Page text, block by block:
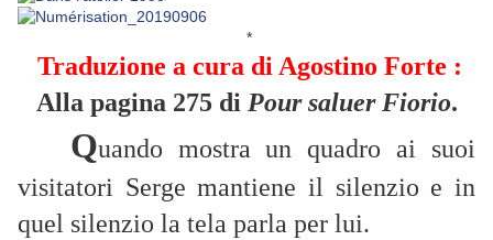
*
Traduzione a cura di Agostino Forte :
Alla pagina 275 di Pour saluer Fiorio.
Quando mostra un quadro ai suoi
visitatori Serge mantiene il silenzio e in
quel silenzio la tela parla per lui.